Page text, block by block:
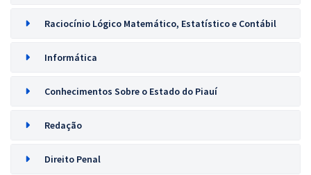
Raciocínio Lógico Matemático, Estatístico e Contábil
Informática
Conhecimentos Sobre o Estado do Piauí
Redação
Direito Penal